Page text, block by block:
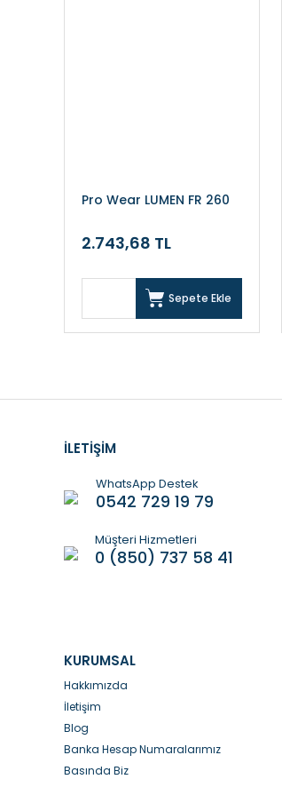
Pro Wear LUMEN FR 260
2.743,68 TL
Sepete Ekle
İLETİŞİM
WhatsApp Destek
0542 729 19 79
Müşteri Hizmetleri
0 (850) 737 58 41
KURUMSAL
Hakkımızda
İletişim
Blog
Banka Hesap Numaralarımız
Basında Biz